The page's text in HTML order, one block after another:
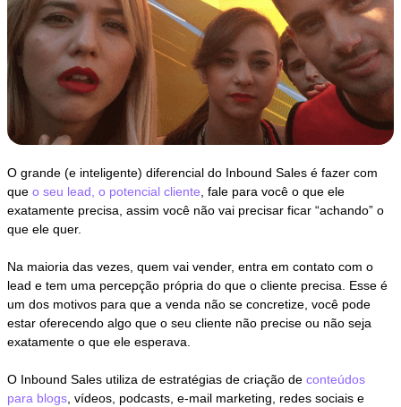
O grande (e inteligente) diferencial do Inbound Sales é fazer com
queo seu lead, o potencial cliente , fale para você o que ele
exatamente precisa, assim você não vai precisar ficar “achando” o
que ele quer.
Na maioria das vezes, quem vai vender, entra em contato com o
lead e tem uma percepção própria do que o cliente precisa. Esse é
um dos motivos para que a venda não se concretize, você pode
estar oferecendo algo que o seu cliente não precise ou não seja
exatamente o que ele esperava.
O Inbound Sales utiliza de estratégias de criação deconteúdos
para blogs , vídeos, podcasts, e-mail marketing, redes sociais e